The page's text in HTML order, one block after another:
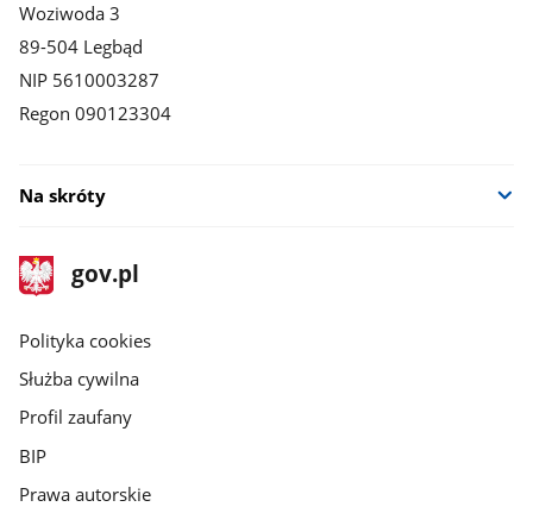
Woziwoda 3
89-504 Legbąd
NIP 5610003287
Regon 090123304
Na skróty
stopka
gov.pl
Strona
gov.pl
gov.pl
Polityka cookies
Służba cywilna
Profil zaufany
BIP
Prawa autorskie